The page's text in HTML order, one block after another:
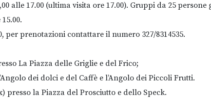
alle 17.00 (ultima visita ore 17.00). Gruppi da 25
per prenotazioni contattare il numero 327/8314535.
La Piazza delle Griglie e del Frico;
dei dolci e del Caffè e l’Angolo dei Piccoli Frutti.
presso la Piazza del Prosciutto e dello Speck.